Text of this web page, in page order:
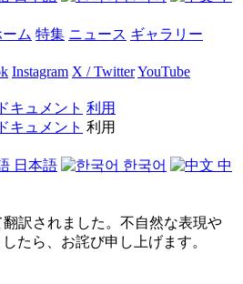
ーム 特集 ニュース ギャラリー
Instagram X / TwitterYouTube
ドキュメント 利用
ドキュメント 利用
日本語 한국어
中
訳されました。不自然な表現や
たら、お詫び申し上げます。